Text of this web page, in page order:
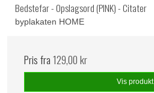
Bedstefar - Opslagsord (PINK) - Citater
byplakaten HOME
Pris fra129,00 kr
Vis produkt